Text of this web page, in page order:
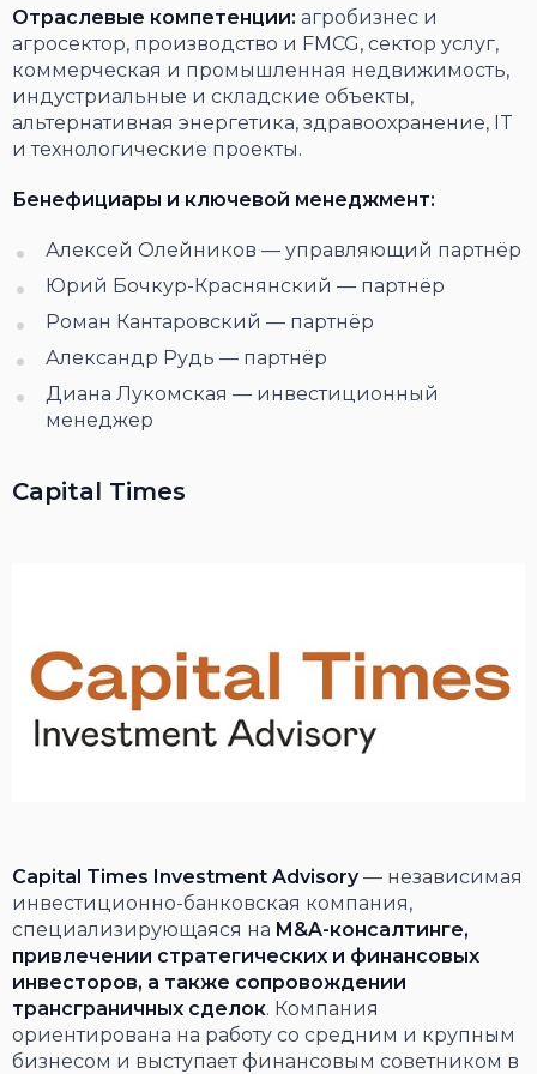
Отраслевые компетенции: агробизнес и
агросектор, производство и FMCG, сектор услуг,
коммерческая и промышленная недвижимость,
индустриальные и складские объекты,
альтернативная энергетика, здравоохранение, IT
и технологические проекты.
Бенефициары и ключевой менеджмент:
Алексей Олейников — управляющий партнёр
Юрий Бочкур-Краснянский — партнёр
Роман Кантаровский — партнёр
Александр Рудь — партнёр
Диана Лукомская — инвестиционный
менеджер
Capital Times
Capital Times Investment Advisory— независимая
инвестиционно-банковская компания,
специализирующаяся на M&A-консалтинге,
привлечении стратегических и финансовых
инвесторов, а также сопровождении
трансграничных сделок. Компания
ориентирована на работу со средним и крупным
бизнесом и выступает финансовым советником в